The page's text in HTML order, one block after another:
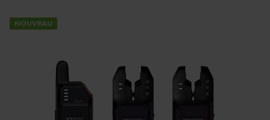
NOUVEAU